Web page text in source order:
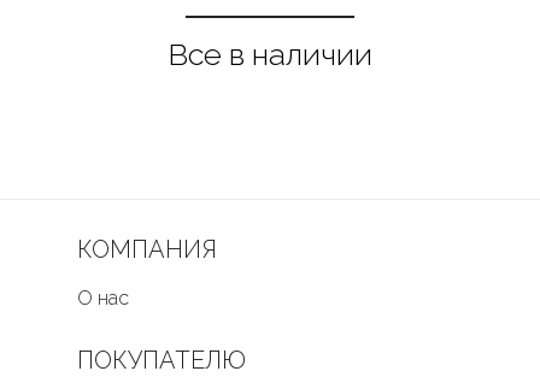
КОМПАНИЯ
О нас
ПОКУПАТЕЛЮ